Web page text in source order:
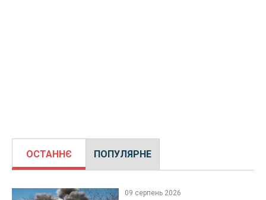
ОСТАННЄ ПОПУЛЯРНЕ
09 серпень 2026